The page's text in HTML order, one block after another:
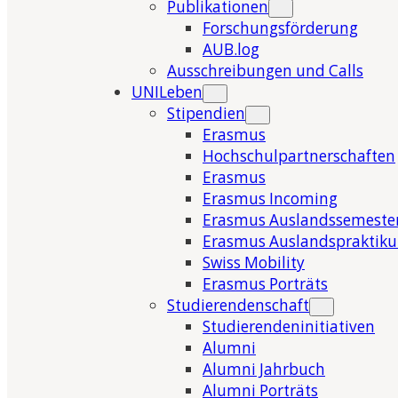
Publikationen
Forschungsförderung
AUB.log
Ausschreibungen und Calls
UNILeben
Stipendien
Erasmus
Hochschulpartnerschaften
Erasmus
Erasmus Incoming
Erasmus
Erasmus
Swiss Mobility
Erasmus Porträts
Studierendenschaft
Studierendeninitiativen
Alumni
Alumni Jahrbuch
Alumni Porträts